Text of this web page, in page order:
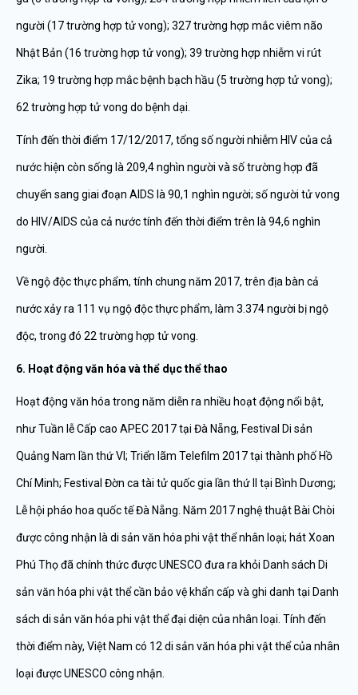
người (17 trường hợp tử vong); 327 trường hợp mắc viêm não
Nhật Bản (16 trường hợp tử vong); 39 trường hợp nhiễm vi rút
Zika; 19 trường hợp mắc bệnh bạch hầu (5 trường hợp tử vong);
62 trường hợp tử vong do bệnh dại.
Tính đến thời điểm 17/12/2017, tổng số người nhiễm HIV của cả
nước hiện còn sống là 209,4 nghìn người và số trường hợp đã
chuyển sang giai đoạn AIDS là 90,1 nghìn người; số người tử vong
do HIV/AIDS của cả nước tính đến thời điểm trên là 94,6 nghìn
người.
Về ngộ độc thực phẩm, tính chung năm 2017, trên địa bàn cả
nước xảy ra 111 vụ ngộ độc thực phẩm, làm 3.374 người bị ngộ
độc, trong đó 22 trường hợp tử vong.
6. Hoạt động văn hóa và thể dục thể thao
Hoạt động văn hóa trong năm diễn ra nhiều hoạt động nổi bật,
như Tuần lễ Cấp cao APEC 2017 tại Đà Nẵng, Festival Di sản
Quảng Nam lần thứ VI; Triển lãm Telefilm 2017 tại thành phố Hồ
Chí Minh; Festival Đờn ca tài tử quốc gia lần thứ II tại Bình Dương;
Lễ hội pháo hoa quốc tế Đà Nẵng. Năm 2017 nghệ thuật Bài Chòi
được công nhận là di sản văn hóa phi vật thể nhân loại; hát Xoan
Phú Thọ đã chính thức được UNESCO đưa ra khỏi Danh sách Di
sản văn hóa phi vật thể cần bảo vệ khẩn cấp và ghi danh tại Danh
sách di sản văn hóa phi vật thể đại diện của nhân loại. Tính đến
thời điểm này, Việt Nam có 12 di sản văn hóa phi vật thể của nhân
loại được UNESCO công nhận.